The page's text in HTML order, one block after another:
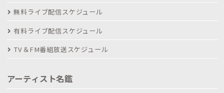
無料ライブ配信スケジュール
有料ライブ配信スケジュール
TV＆FM番組放送スケジュール
アーティスト名鑑